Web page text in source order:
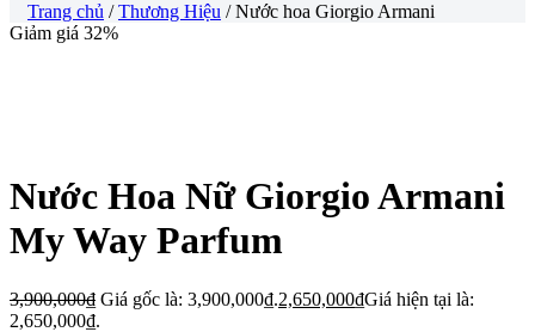
Trang chủ /Thương Hiệu / Nước hoa Giorgio Armani
Giảm giá 32%
Nước Hoa Nữ Giorgio Armani
My Way Parfum
3,900,000₫ Giá gốc là: 3,900,000₫.2,650,000₫Giá hiện tại là:
2,650,000₫.